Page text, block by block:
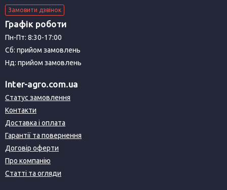
Замовити дзвінок
Графік роботи
Пн-Пт: 8:30-17:00
Сб: прийом замовлень
Нд: прийом замовлень
Inter-agro.com.ua
Статус замовлення
Контакти
Доставка і оплата
Гарантії та повернення
Договір оферти
Про компанію
Статті та огляди